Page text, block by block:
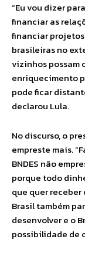
“Eu vou dizer
financiar as
financiar
brasileiras no
vizinhos possam
enriquecimento
pode ficar
declarou Lula.
No discurso, o
empreste mais.
BNDES não
porque todo
que quer
Brasil também
desenvolver e o
possibilidade de